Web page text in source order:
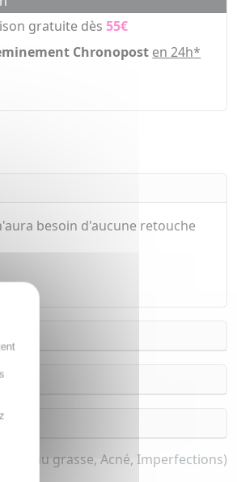
gratuite dès55€
Chronopost en 24h*
besoin d'aucune retouche
(Peau grasse, Acné, Imperfections)